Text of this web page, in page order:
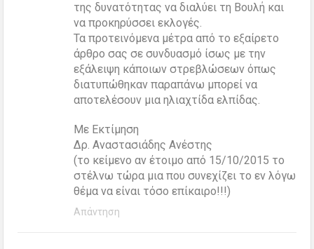
της δυνατότητας να διαλύει τη Βουλή και
να προκηρύσσει εκλογές.
Τα προτεινόμενα μέτρα από το εξαίρετο
άρθρο σας σε συνδυασμό ίσως με την
εξάλειψη κάποιων στρεβλώσεων όπως
διατυπώθηκαν παραπάνω μπορεί να
αποτελέσουν μια ηλιαχτίδα ελπίδας.
Με Εκτίμηση
Δρ. Αναστασιάδης Ανέστης
(το κείμενο αν έτοιμο από 15/10/2015 το
στέλνω τώρα μια που συνεχίζει το εν λόγω
θέμα να είναι τόσο επίκαιρο!!!)
Απάντηση